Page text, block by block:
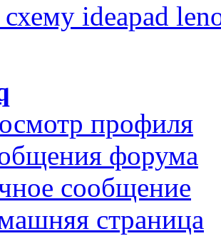
ideapad
профиля
форума
сообщение
страница